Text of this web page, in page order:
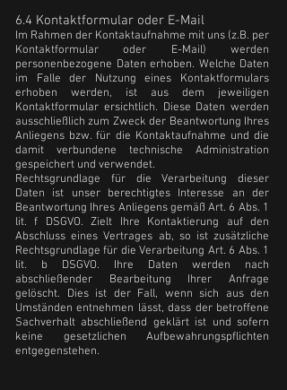
6.4 Kontaktformular oder E-Mail
Im Rahmen der Kontaktaufnahme mit uns (z.B. per
Kontaktformular oder E-Mail) werden
personenbezogene Daten erhoben. Welche Daten
im Falle der Nutzung eines Kontaktformulars
erhoben werden, ist aus dem jeweiligen
Kontaktformular ersichtlich. Diese Daten werden
ausschließlich zum Zweck der Beantwortung Ihres
Anliegens bzw. für die Kontaktaufnahme und die
damit verbundene technische Administration
gespeichert und verwendet.
Rechtsgrundlage für die Verarbeitung dieser
Daten ist unser berechtigtes Interesse an der
Beantwortung Ihres Anliegens gemäß Art. 6 Abs. 1
lit. f DSGVO. Zielt Ihre Kontaktierung auf den
Abschluss eines Vertrages ab, so ist zusätzliche
Rechtsgrundlage für die Verarbeitung Art. 6 Abs. 1
lit. b DSGVO. Ihre Daten werden nach
abschließender Bearbeitung Ihrer Anfrage
gelöscht. Dies ist der Fall, wenn sich aus den
Umständen entnehmen lässt, dass der betroffene
Sachverhalt abschließend geklärt ist und sofern
keine gesetzlichen Aufbewahrungspflichten
entgegenstehen.